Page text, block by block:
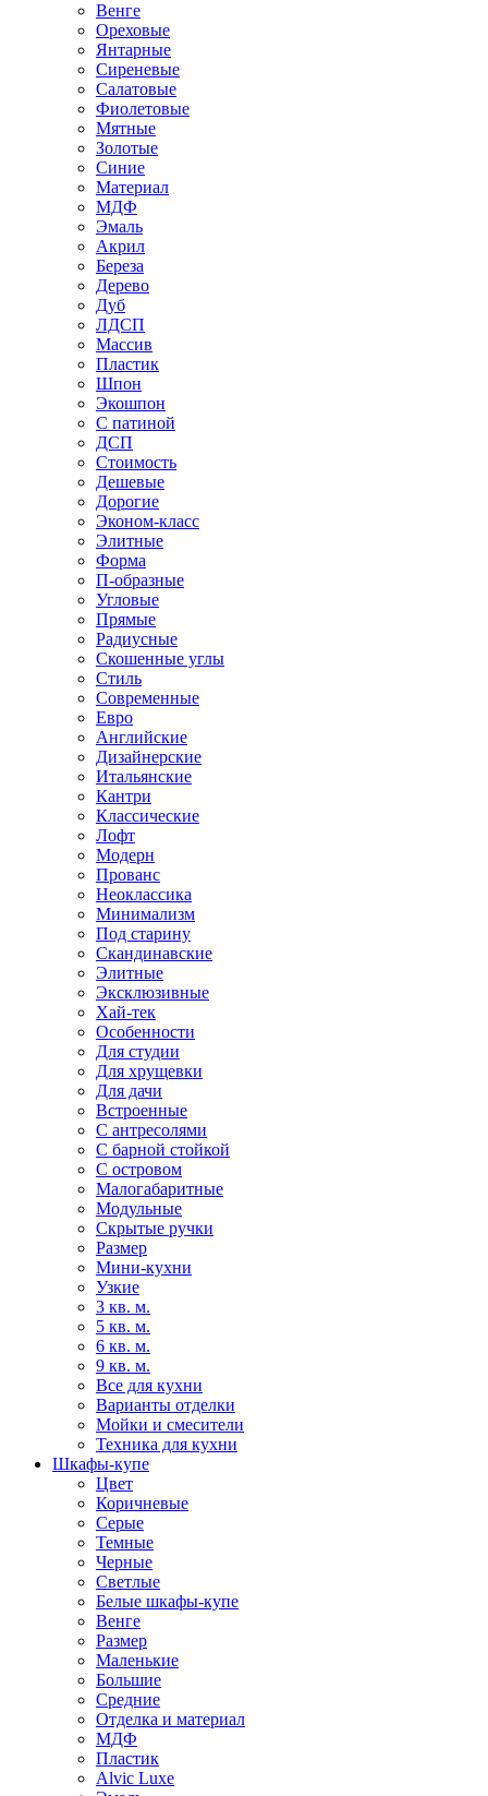
Венге
Ореховые
Янтарные
Сиреневые
Салатовые
Фиолетовые
Мятные
Золотые
Синие
Материал
МДФ
Эмаль
Акрил
Береза
Дерево
Дуб
ЛДСП
Массив
Пластик
Шпон
Экошпон
С патиной
ДСП
Стоимость
Дешевые
Дорогие
Эконом-класс
Элитные
Форма
П-образные
Угловые
Прямые
Радиусные
Скошенные углы
Стиль
Современные
Евро
Английские
Дизайнерские
Итальянские
Кантри
Классические
Лофт
Модерн
Прованс
Неоклассика
Минимализм
Под старину
Скандинавские
Элитные
Эксклюзивные
Хай-тек
Особенности
Для студии
Для хрущевки
Для дачи
Встроенные
С антресолями
С барной стойкой
С островом
Малогабаритные
Модульные
Скрытые ручки
Размер
Мини-кухни
Узкие
3 кв. м.
5 кв. м.
6 кв. м.
9 кв. м.
Все для кухни
Варианты отделки
Мойки и смесители
Техника для кухни
Шкафы-купе
Цвет
Коричневые
Серые
Темные
Черные
Светлые
Белые шкафы-купе
Венге
Размер
Маленькие
Большие
Средние
Отделка и материал
МДФ
Пластик
Alvic Luxe